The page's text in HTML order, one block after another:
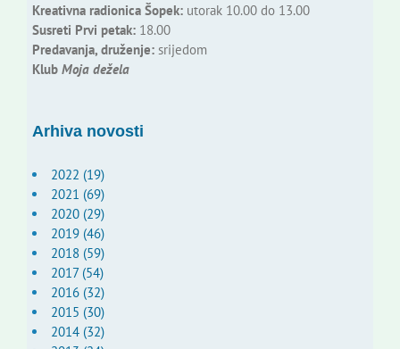
Kreativna radionica Šopek:utorak 10.00 do 13.00
Susreti Prvi petak:18.00
Predavanja, druženje:srijedom
Klub Moja dežela
Arhiva novosti
2022 (19)
2021 (69)
2020 (29)
2019 (46)
2018 (59)
2017 (54)
2016 (32)
2015 (30)
2014 (32)